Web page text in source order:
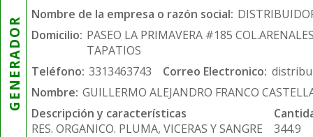
GENERADOR
Nombre de la empresa o razón social:
Domicilio: PASEO LA PRIMAVERA #185
TAPATIOS
Teléfono: 3313463743 Correo Electronico:
Nombre: GUILLERMO ALEJANDRO FRANCO
Descripción y características
RES. ORGANICO. PLUMA, VICERAS Y SANGRE
344.9